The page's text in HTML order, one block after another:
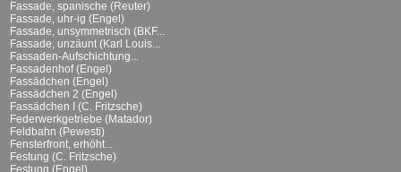
Fassade, spanische (Reuter)
Fassade, uhr-ig (Engel)
Fassade, unsymmetrisch (BKF...
Fassade, unzäunt (Karl Louis...
Fassaden-Aufschichtung...
Fassadenhof (Engel)
Fassädchen (Engel)
Fassädchen 2 (Engel)
Fassädchen I (C. Fritzsche)
Federwerkgetriebe (Matador)
Feldbahn (Pewesti)
Fensterfront, erhöht...
Festung (C. Fritzsche)
Festung (Engel)